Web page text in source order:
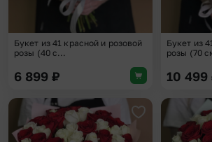
Букет из 41 красной и розовой
розы (40 с...
6 899 ₽
Букет из
розы (70
10 499
Добавить в